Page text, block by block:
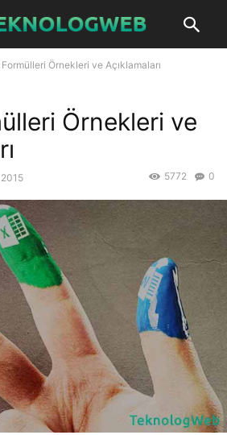
Örnekleri ve Açıklamaları
Örnekleri ve
0
5772